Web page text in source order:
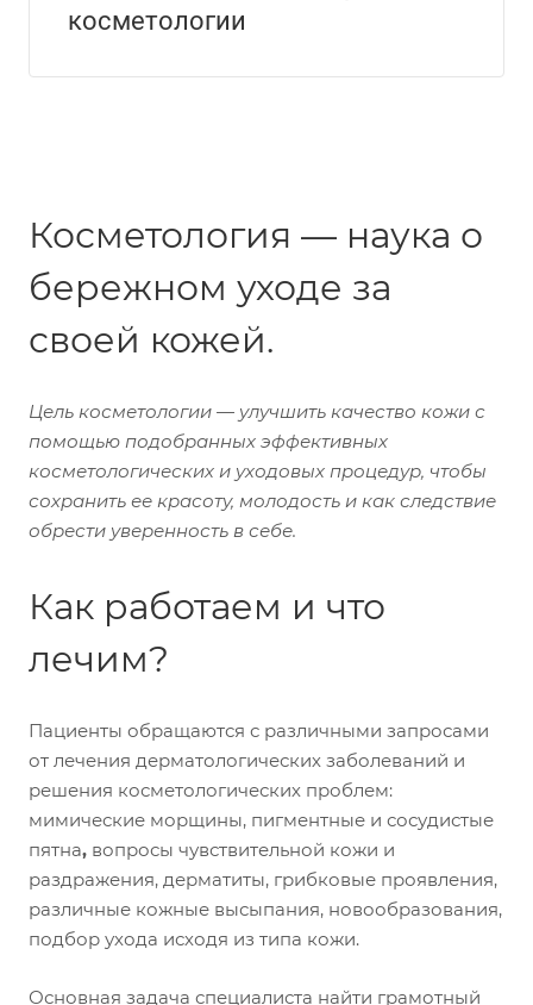
косметологии
Косметология — наука о
бережном уходе за
своей кожей.
Цель косметологии — улучшить качество кожи с
помощью подобранных эффективных
косметологических и уходовых процедур, чтобы
сохранить ее красоту, молодость и как следствие
обрести уверенность в себе.
Как работаем и что
лечим?
Пациенты обращаются с различными запросами
от лечения дерматологических заболеваний и
решения косметологических проблем:
мимические морщины, пигментные и сосудистые
пятна, вопросы чувствительной кожи и
раздражения, дерматиты, грибковые проявления,
различные кожные высыпания, новообразования,
подбор ухода исходя из типа кожи.
Основная задача специалиста найти грамотный